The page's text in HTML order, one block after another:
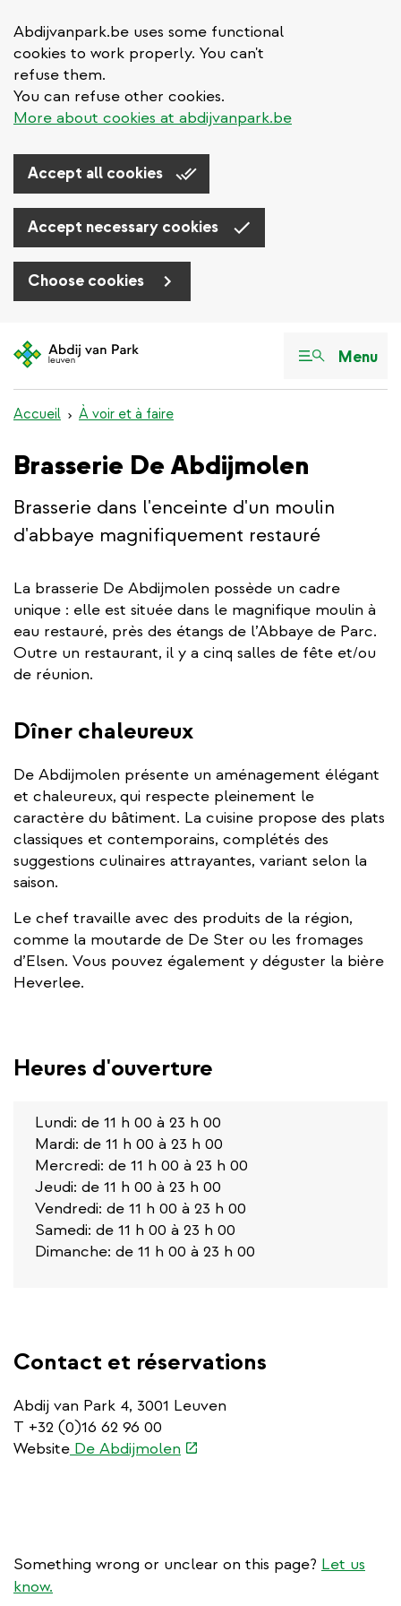
Abdijvanpark.be uses some functional
cookies to work properly. You can't
refuse them.
You can refuse other cookies.
More about cookies at abdijvanpark.be
Accept all cookies
Accept necessary cookies
Choose cookies
au
principal
Menu
Accueil À voir et à faire
Brasserie De Abdijmolen
Brasserie dans l'enceinte d'un moulin
d'abbaye magnifiquement restauré
La brasserie De Abdijmolen possède un cadre
unique : elle est située dans le magnifique moulin à
eau restauré, près des étangs de l’Abbaye de Parc.
Outre un restaurant, il y a cinq salles de fête et/ou
de réunion.
Dîner chaleureux
De Abdijmolen présente un aménagement élégant
et chaleureux, qui respecte pleinement le
caractère du bâtiment. La cuisine propose des plats
classiques et contemporains, complétés des
suggestions culinaires attrayantes, variant selon la
saison.
Le chef travaille avec des produits de la région,
comme la moutarde de De Ster ou les fromages
d’Elsen. Vous pouvez également y déguster la bière
Heverlee.
Heures d'ouverture
Lundi: de 11 h 00 à 23 h 00
Mardi: de 11 h 00 à 23 h 00
Mercredi: de 11 h 00 à 23 h 00
Jeudi: de 11 h 00 à 23 h 00
Vendredi: de 11 h 00 à 23 h 00
Samedi: de 11 h 00 à 23 h 00
Dimanche: de 11 h 00 à 23 h 00
Contact et réservations
Abdij van Park 4, 3001 Leuven
T +32 (0)16 62 96 00
Website De Abdijmolen (link
Something wrong or unclear on this page? Let us
know.